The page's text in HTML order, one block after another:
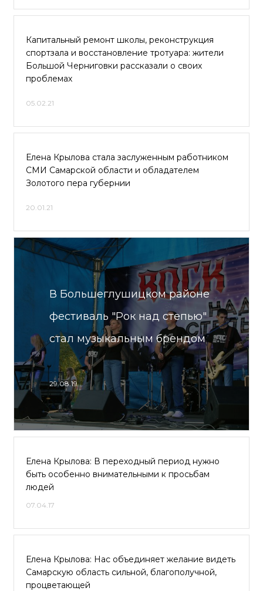
Капитальный ремонт школы, реконструкция
спортзала и восстановление тротуара: жители
Большой Черниговки рассказали о своих
проблемах
05.02.21
Елена Крылова стала заслуженным работником
СМИ Самарской области и обладателем
Золотого пера губернии
20.01.21
В Большеглушицком районе
фестиваль "Рок над степью"
стал музыкальным брендом
29.08.19
Елена Крылова: В переходный период нужно
быть особенно внимательными к просьбам
людей
07.04.17
Елена Крылова: Нас объединяет желание видеть
Самарскую область сильной, благополучной,
процветающей